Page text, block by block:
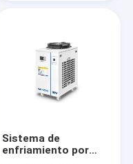
Sistema de
enfriamiento por